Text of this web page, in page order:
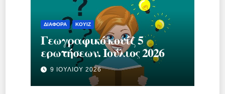
ΔΙΆΦΟΡΑ ΚΟΥΊΖ
Γεωγραφικό κουίζ 5
ερωτήσεων. Ιούλιος 2026
9 ΙΟΥΛΊΟΥ 2026